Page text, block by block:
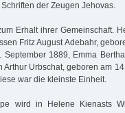
der Zeugen Jehovas.
Erhalt ihrer Gemeinschaft.
Fritz August Adebahr,
1889, Emma
Arthur Urbschat, geboren am
war die kleinste Einheit.
wird in Helene Kienasts